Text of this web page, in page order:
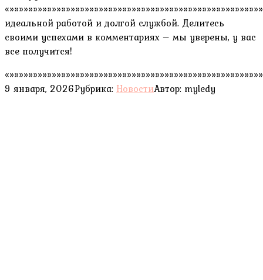
идеальной работой и долгой службой. Делитесь
своими успехами в комментариях – мы уверены, у вас
все получится!
9 января, 2026Рубрика: НовостиАвтор: myledy